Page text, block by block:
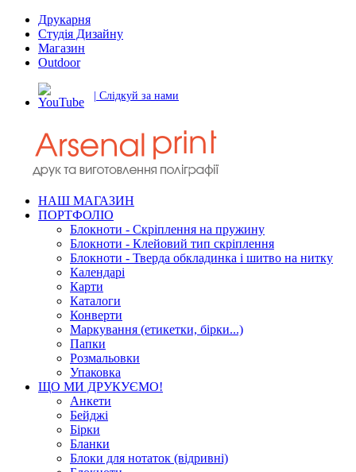
Друкарня
Студія Дизайну
Магазин
Outdoor
| Слідкуй за нами
НАШ МАГАЗИН
ПОРТФОЛІО
Блокноти - Скріплення на пружину
Блокноти - Клейовий тип скріплення
Блокноти - Тверда обкладинка і шитво на нитку
Календарі
Карти
Каталоги
Конверти
Маркування (етикетки, бірки...)
Папки
Розмальовки
Упаковка
ЩО МИ ДРУКУЄМО!
Анкети
Бейджі
Бірки
Бланки
Блоки для нотаток (відривні)